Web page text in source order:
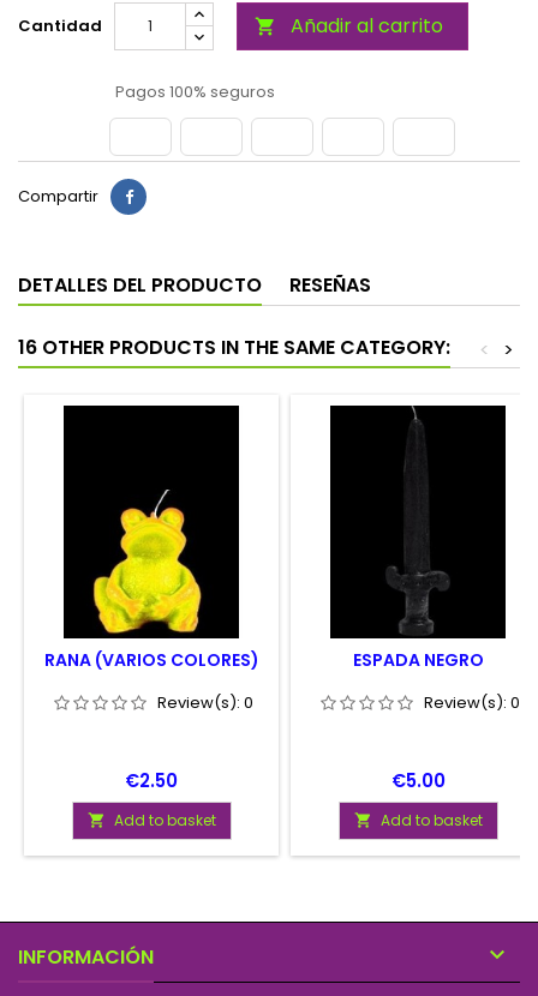
Cantidad  Añadir al carrito
Pagos 100% seguros
Compartir
DETALLES DEL PRODUCTO RESEÑAS
16 OTHER PRODUCTS IN THE SAME CATEGORY: >
<
RANA (VARIOS COLORES)
Review(s): 0
Price
€2.50
 Add to basket
ESPADA NEGRO
Review(s): 0
Price
€5.00
 Add to basket
INFORMACIÓN 